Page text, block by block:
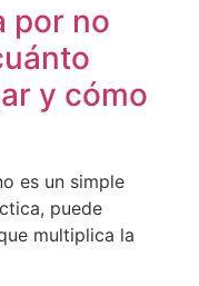
por no
y cómo
es un simple
puede
multiplica la